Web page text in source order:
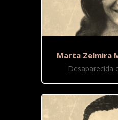
Marta Zelmira
Desaparecida